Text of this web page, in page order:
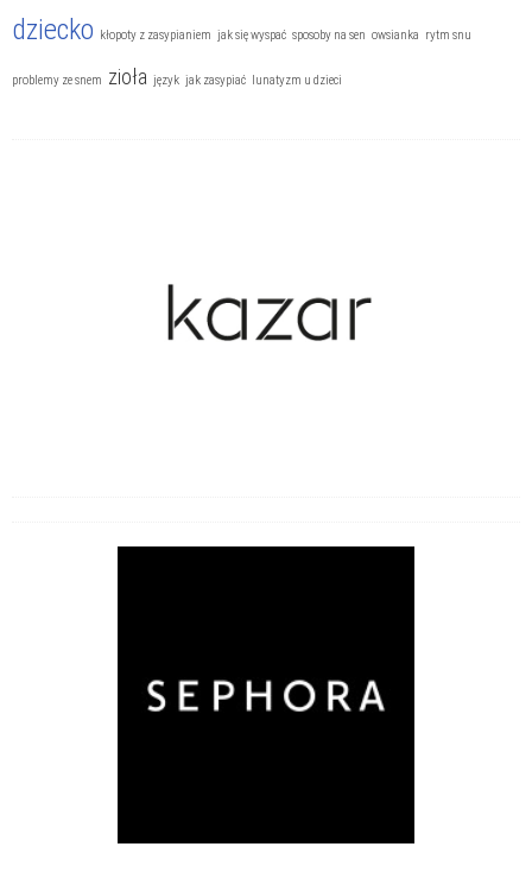
dziecko kłopoty z zasypianiem jak się wyspać sposoby na sen owsianka rytm snu
problemy ze snem zioła język jak zasypiać lunatyzm u dzieci